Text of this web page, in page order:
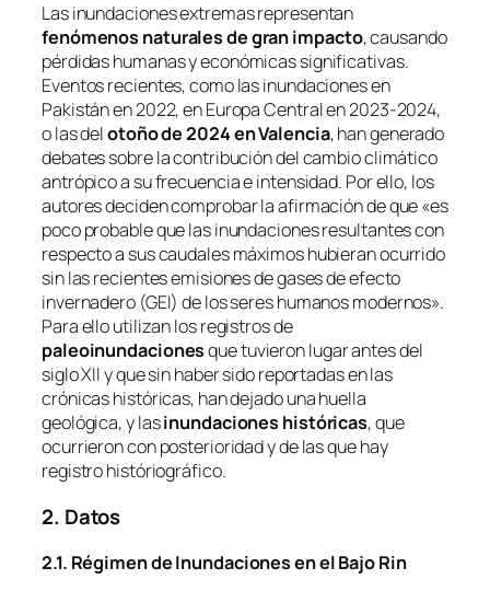
Las inundaciones extremas representan
fenómenos naturales de gran impacto, causando
pérdidas humanas y económicas significativas.
Eventos recientes, como las inundaciones en
Pakistán en 2022, en Europa Central en 2023-2024,
o las delotoño de 2024 en Valencia, han generado
debates sobre la contribución del cambio climático
antrópico a su frecuencia e intensidad. Por ello, los
autores deciden comprobar la afirmación de que«es
poco probable que las inundaciones resultantes con
respecto a sus caudales máximos hubieran ocurrido
sin las recientes emisiones de gases de efecto
invernadero (GEI) de los seres humanos modernos».
Para ello utilizan los registros de
paleoinundacionesque tuvieron lugar antes del
siglo XII y que sin haber sido reportadas en las
crónicas históricas, han dejado una huella
geológica, y lasinundaciones históricas, que
ocurrieron con posterioridad y de las que hay
registro históriográfico.
2. Datos
2.1. Régimen de Inundaciones en el Bajo Rin